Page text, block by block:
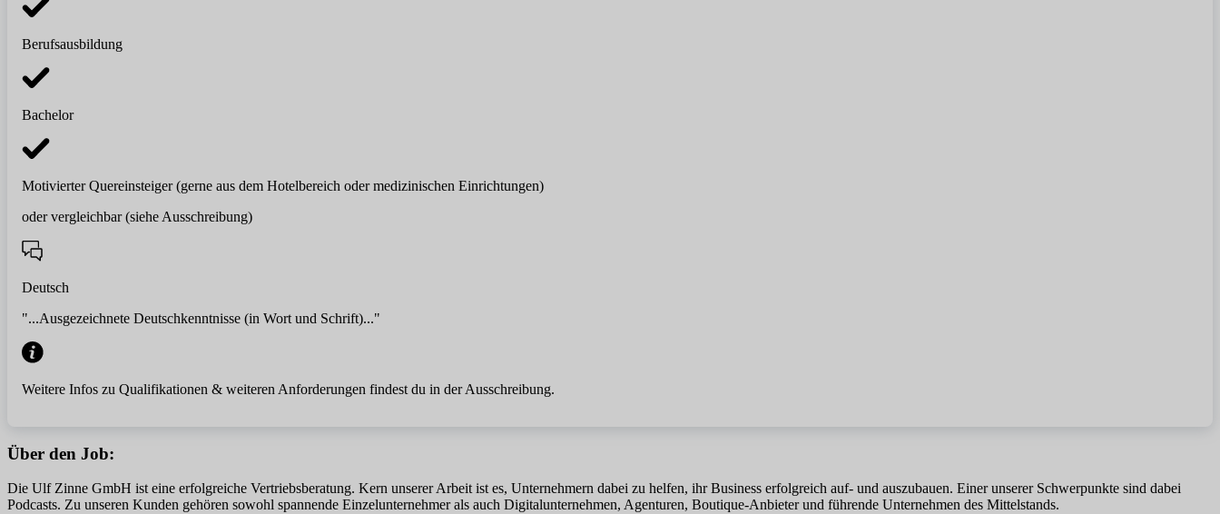
Berufsausbildung
Bachelor
Motivierter Quereinsteiger (gerne aus dem Hotelbereich oder medizinischen Einrichtungen)
oder vergleichbar (siehe Ausschreibung)
Deutsch
"...Ausgezeichnete Deutschkenntnisse (in Wort und Schrift)..."
Weitere Infos zu Qualifikationen & weiteren Anforderungen findest du in der Ausschreibung.
Über den Job:
Die Ulf Zinne GmbH ist eine erfolgreiche Vertriebsberatung. Kern unserer Arbeit ist es, Unternehmern dabei zu helfen, ihr Business erfolgreich auf- und auszubauen. Einer unserer Schwerpunkte sind dabei
Podcasts. Zu unseren Kunden gehören sowohl spannende Einzelunternehmer als auch Digitalunternehmen, Agenturen, Boutique-Anbieter und führende Unternehmen des Mittelstands.